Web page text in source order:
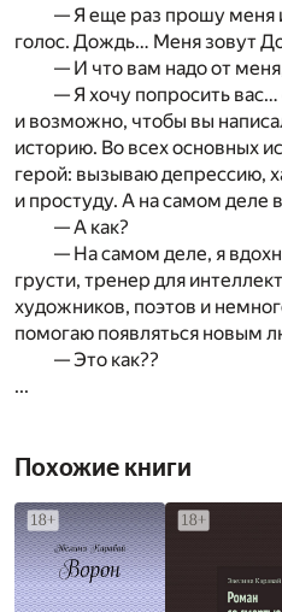
— Я еще раз прошу меня
голос. Дождь… Меня зовут
— И что вам надо от
— Я хочу попросить
и возможно, чтобы вы
историю. Во всех основных
герой: вызываю депрессию,
и простуду. А на самом деле
— А как?
— На самом деле, я
грусти, тренер для
художников, поэтов и
помогаю появляться новым
— Это как??
...
Похожие книги